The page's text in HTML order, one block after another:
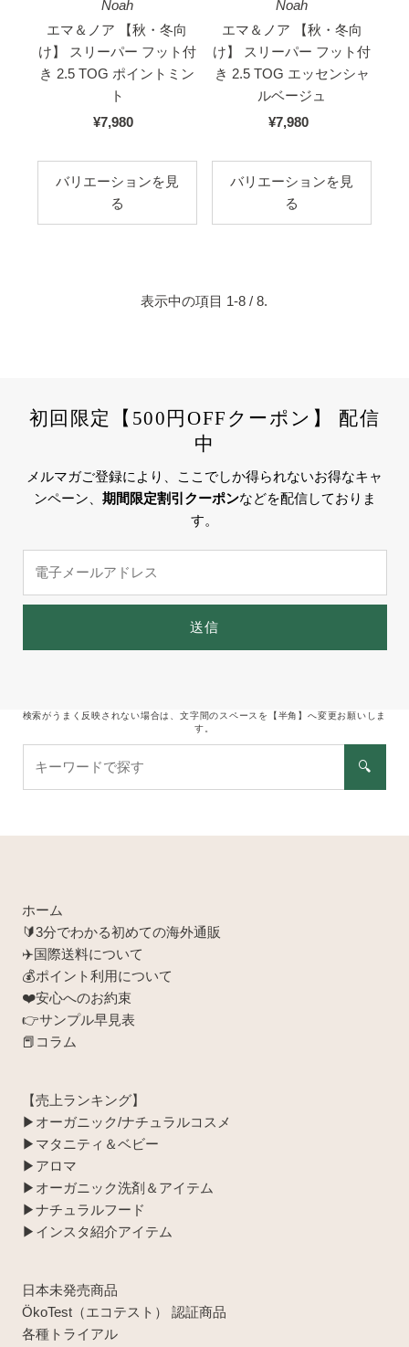
Noah
エマ＆ノア 【秋・冬向
け】 スリーパー フット付
き 2.5 TOG ポイントミン
ト
国
価
格
¥7,980
バリエーションを見
る
Noah
エマ＆ノア 【秋・冬向
け】 スリーパー フット付
き 2.5 TOG エッセンシャ
ルベージュ
国
価
格
¥7,980
バリエーションを見
る
表示中の項目 1-8 / 8.
初回限定【500円OFFクーポン】 配信
中
メルマガご登録により、ここでしか得られないお得なキャ
ンペーン、 期間限定割引クーポンなどを配信しておりま
す。
メ
ル
レ
送信
検索がうまく反映されない場合は、文字間のスペースを【半角】へ変更お願いしま
す。
す
🔍
ホーム
🔰3分でわかる初めての海外通販
✈️国際送料について
💰ポイント利用について
❤️安心へのお約束
👉サンプル早見表
📕コラム
【売上ランキング】
▶︎オーガニック/ナチュラルコスメ
▶︎マタニティ＆ベビー
▶︎アロマ
▶︎オーガニック洗剤＆アイテム
▶︎ナチュラルフード
▶︎インスタ紹介アイテム
日本未発売商品
ÖkoTest（エコテスト） 認証商品
各種トライアル